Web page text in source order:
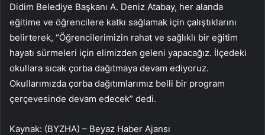
Didim Belediye Başkanı A. Deniz Atabay, her alanda
eğitime ve öğrencilere katkı sağlamak için çalıştıklarını
belirterek, “Öğrencilerimizin rahat ve sağlıklı bir eğitim
hayatı sürmeleri için elimizden geleni yapacağız. İlçedeki
okullara sıcak çorba dağıtmaya devam ediyoruz.
Okullarımızda çorba dağıtımlarımız belli bir program
çerçevesinde devam edecek” dedi.
Kaynak: (BYZHA) – Beyaz Haber Ajansı